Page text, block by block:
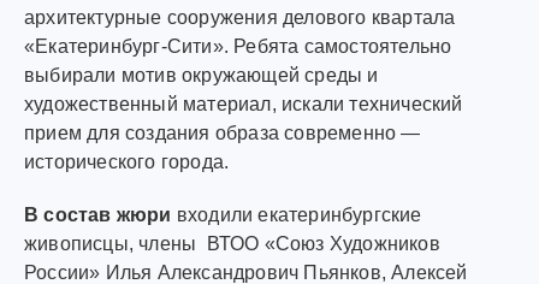
архитектурные сооружения делового квартала
«Екатеринбург-Сити». Ребята самостоятельно
выбирали мотив окружающей среды и
художественный материал, искали технический
прием для создания образа современно —
исторического города.
В состав жюри входили екатеринбургские
живописцы, члены ВТОО «Союз Художников
России» Илья Александрович Пьянков, Алексей